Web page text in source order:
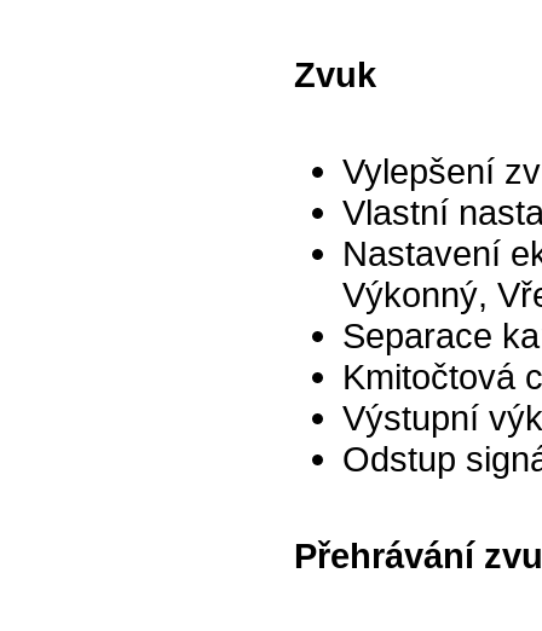
Zvuk
Vylepšení
Vlastní
Nastavení
Výkonný,
Separace
Kmitočtová
Výstupní
Odstup
Přehrávání